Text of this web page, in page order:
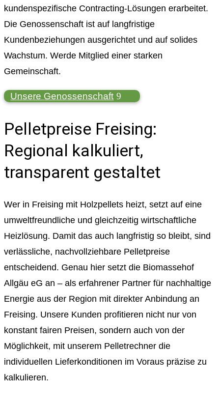
kundenspezifische Contracting-Lösungen erarbeitet.
Die Genossenschaft ist auf langfristige
Kundenbeziehungen ausgerichtet und auf solides
Wachstum. Werde Mitglied einer starken
Gemeinschaft.
Unsere Genossenschaft
Pelletpreise Freising:
Regional kalkuliert,
transparent gestaltet
Wer in Freising mit Holzpellets heizt, setzt auf eine
umweltfreundliche und gleichzeitig wirtschaftliche
Heizlösung. Damit das auch langfristig so bleibt, sind
verlässliche, nachvollziehbare Pelletpreise
entscheidend. Genau hier setzt die Biomassehof
Allgäu eG an – als erfahrener Partner für nachhaltige
Energie aus der Region mit direkter Anbindung an
Freising. Unsere Kunden profitieren nicht nur von
konstant fairen Preisen, sondern auch von der
Möglichkeit, mit unserem Pelletrechner die
individuellen Lieferkonditionen im Voraus präzise zu
kalkulieren.